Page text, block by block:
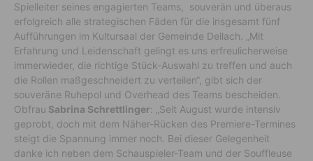
Spielleiter seines engagierten Teams, souverän und überaus
erfolgreich alle strategischen Fäden für die insgesamt fünf
Aufführungen im Kultursaal der Gemeinde Dellach. „Mit
Erfahrung und Leidenschaft gelingt es uns erfreulicherweise
immerwieder, die richtige Stück-Auswahl zu treffen und auch
die Rollen maßgeschneidert zu verteilen“, gibt sich der
souveräne Ruhepol und Overhead des Teams bescheiden.
Obfrau Sabrina Schrettlinger: „Seit August wurde intensiv
geprobt, doch mit dem Näher-Rücken des Premiere-Termines
steigt die Spannung immer noch. Bei dieser Gelegenheit
danke ich neben dem Schauspieler-Team und der Souffleuse